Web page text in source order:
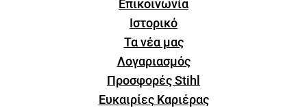
Επικοινωνία
Ιστορικό
Τα νέα μας
Λογαριασμός
Προσφορές Stihl
Ευκαιρίες Καριέρας